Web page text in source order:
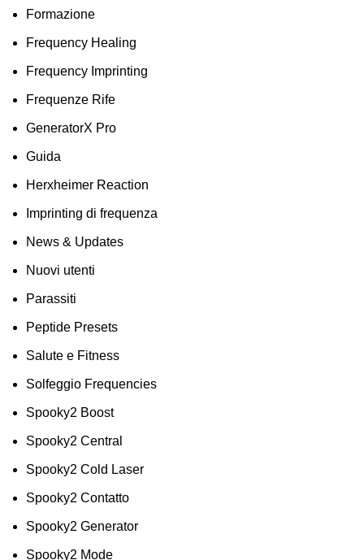
Formazione
Frequency Healing
Frequency Imprinting
Frequenze Rife
GeneratorX Pro
Guida
Herxheimer Reaction
Imprinting di frequenza
News & Updates
Nuovi utenti
Parassiti
Peptide Presets
Salute e Fitness
Solfeggio Frequencies
Spooky2 Boost
Spooky2 Central
Spooky2 Cold Laser
Spooky2 Contatto
Spooky2 Generator
Spooky2 Mode